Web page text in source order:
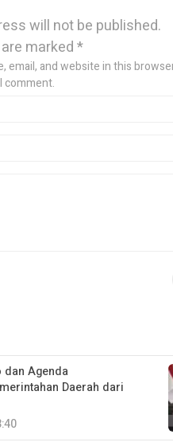
will not be published.
marked*
email, and website in this
comment.
dan Agenda
Daerah dari